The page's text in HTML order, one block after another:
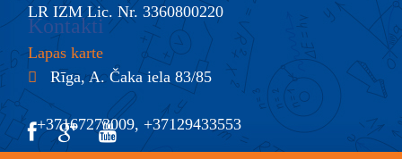
LR IZM Lic. Nr. 3360800220
Lapas karte
Kontakti
Rīga, A. Čaka iela 83/85
+37167273009, +37129433553